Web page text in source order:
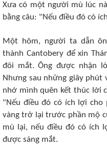
Xưa có một người mù lúc
bằng câu: "Nếu điều đó có
Một hôm, người ta dẫn
thành Cantobery để xin
đôi mắt. Ông được nhận
Nhưng sau những giây
nhớ mình quên kết thúc lời
"Nếu điều đó có ích lợi cho
vàng trở lại trước phần mộ
mù lại, nếu điều đó có ích
được sáng mắt.